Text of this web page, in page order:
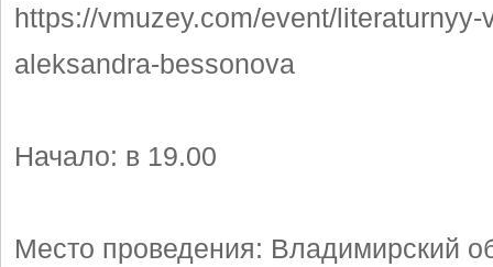
https://vmuzey.com/event/literaturnyy-
aleksandra-bessonova
Начало: в 19.00
Место проведения: Владимирский